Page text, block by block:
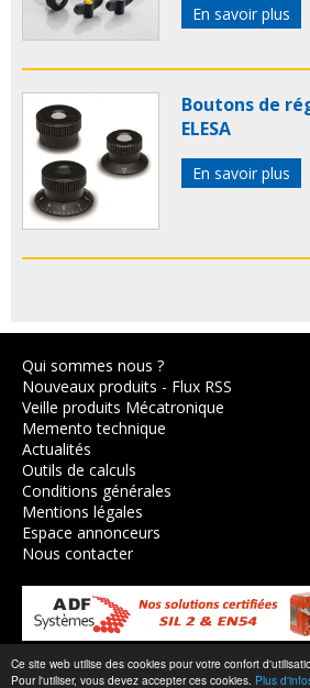
Ce site web utilise des cookies pour votre confort
Pour l'utiliser, vous devez accepter ces cookies. Plus
En savoir plus
Boutons de
ELESA
En savoir plus
Qui sommes nous ?
Nouveaux produits - Flux RSS
Veille produits Mécatronique
Memento technique
Actualités
Outils de calculs
Conditions générales
Mentions légales
Espace annonceurs
Nous contacter
© 2003-2026,Axes Industries.